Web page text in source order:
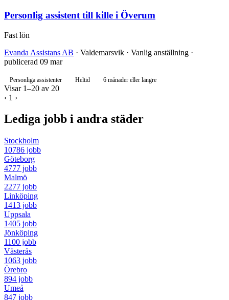
Personlig assistent till kille i Överum
Fast lön
Evanda Assistans AB · Valdemarsvik · Vanlig anställning ·
publicerad 09 mar
Personliga assistenter Heltid 6 månader eller längre
Visar 1–20 av 20
‹ 1 ›
Lediga jobb i andra städer
Stockholm
10786 jobb
Göteborg
4777 jobb
Malmö
2277 jobb
Linköping
1413 jobb
Uppsala
1405 jobb
Jönköping
1100 jobb
Västerås
1063 jobb
Örebro
894 jobb
Umeå
847 jobb